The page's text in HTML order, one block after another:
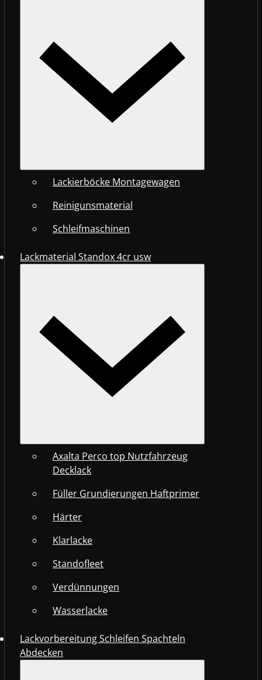
Lackierböcke Montagewagen
Reinigunsmaterial
Schleifmaschinen
Lackmaterial Standox 4cr usw
Axalta Perco top Nutzfahrzeug
Decklack
Füller Grundierungen Haftprimer
Härter
Klarlacke
Standofleet
Verdünnungen
Wasserlacke
Lackvorbereitung Schleifen Spachteln
Abdecken